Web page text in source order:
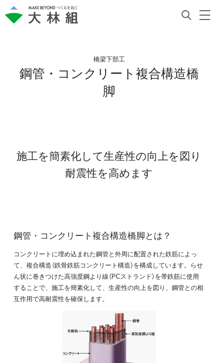
橋梁下部工
鋼管・コンクリート複合構造橋
脚
施工を簡素化して生産性の向上を図り
耐震性を高めます
鋼管・コンクリート複合構造橋脚とは？
コンクリートに埋め込まれた鋼管と外周に配置された鉄筋によっ
て、複合構造（鉄骨鉄筋コンクリート構造）を構成しています。らせ
ん状に巻きつけた高強度鋼より線（PCストランド）を帯鉄筋に使用
することで、施工を簡素化して、生産性の向上を図り、鋼管との相
互作用で高耐震性を確保します。